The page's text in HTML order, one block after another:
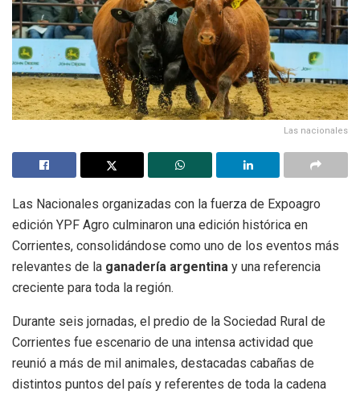
Las nacionales
Las Nacionales organizadas con la fuerza de Expoagro
edición YPF Agro culminaron una edición histórica en
Corrientes, consolidándose como uno de los eventos más
relevantes de la ganadería argentina y una referencia
creciente para toda la región.
Durante seis jornadas, el predio de la Sociedad Rural de
Corrientes fue escenario de una intensa actividad que
reunió a más de mil animales, destacadas cabañas de
distintos puntos del país y referentes de toda la cadena